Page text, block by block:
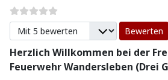
Bitte bewerten
Herzlich Willkommen bei der
Feuerwehr Wandersleben (Drei